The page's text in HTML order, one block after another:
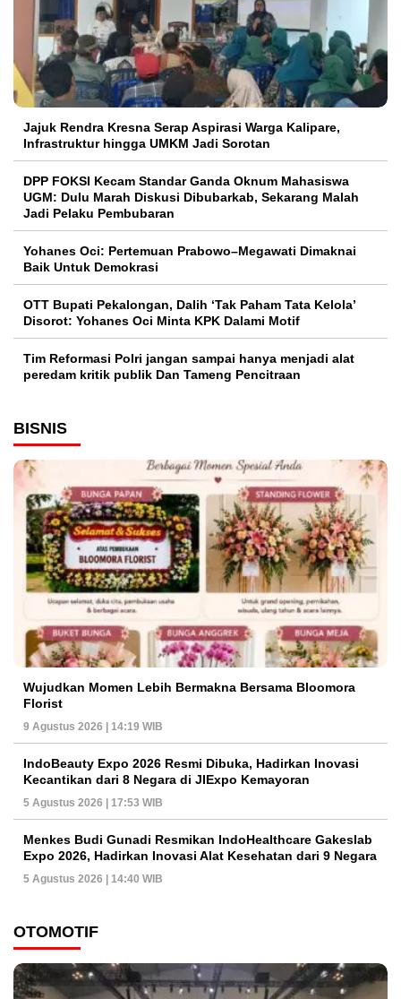
Jajuk Rendra Kresna Serap Aspirasi Warga Kalipare,
Infrastruktur hingga UMKM Jadi Sorotan
DPP FOKSI Kecam Standar Ganda Oknum Mahasiswa
UGM: Dulu Marah Diskusi Dibubarkab, Sekarang Malah
Jadi Pelaku Pembubaran
Yohanes Oci: Pertemuan Prabowo–Megawati Dimaknai
Baik Untuk Demokrasi
OTT Bupati Pekalongan, Dalih ‘Tak Paham Tata Kelola’
Disorot: Yohanes Oci Minta KPK Dalami Motif
Tim Reformasi Polri jangan sampai hanya menjadi alat
peredam kritik publik Dan Tameng Pencitraan
BISNIS
Wujudkan Momen Lebih Bermakna Bersama Bloomora
Florist
9 Agustus 2026 | 14:19 WIB
IndoBeauty Expo 2026 Resmi Dibuka, Hadirkan Inovasi
Kecantikan dari 8 Negara di JIExpo Kemayoran
5 Agustus 2026 | 17:53 WIB
Menkes Budi Gunadi Resmikan IndoHealthcare Gakeslab
Expo 2026, Hadirkan Inovasi Alat Kesehatan dari 9 Negara
5 Agustus 2026 | 14:40 WIB
OTOMOTIF